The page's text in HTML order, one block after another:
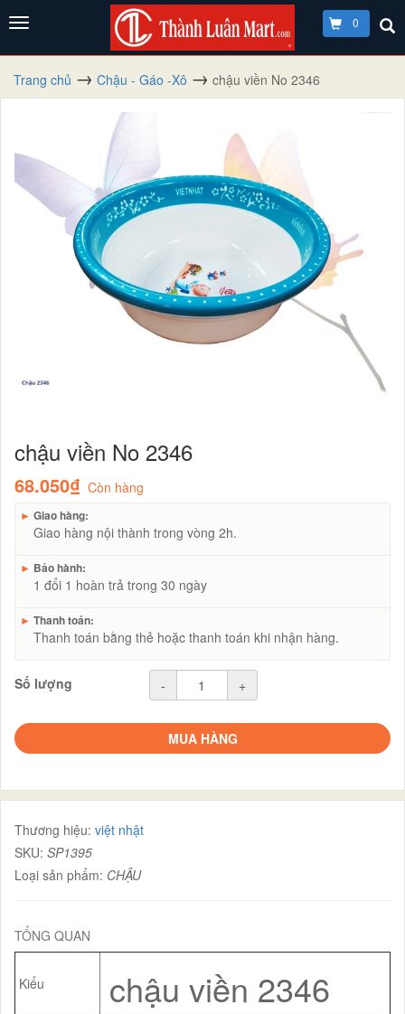
0
Trang chủ Chậu - Gáo -Xô chậu viền No 2346
chậu viền No 2346
68.050₫ Còn hàng
► Giao hàng:
Giao hàng nội thành trong vòng 2h.
► Bảo hành:
1 đổi 1 hoàn trả trong 30 ngày
► Thanh toán:
Thanh toán bằng thẻ hoặc thanh toán khi nhận hàng.
Số lượng - +
MUA HÀNG
Thương hiệu: việt nhật
SKU: SP1395
Loại sản phẩm: CHẬU
TỔNG QUAN
Kiểu chậu viền 2346